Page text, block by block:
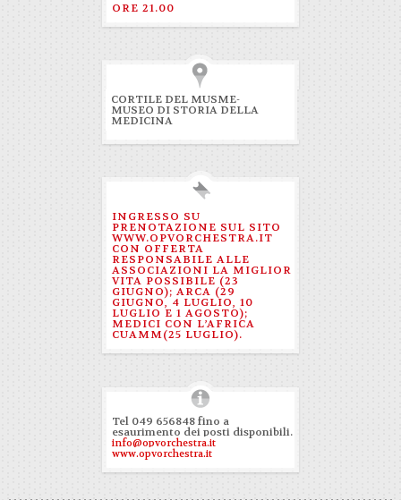
ORE 21.00
CORTILE DEL MUSME-
MUSEO DI STORIA DELLA
MEDICINA
INGRESSO SU
PRENOTAZIONE SUL SITO
WWW.OPVORCHESTRA.IT
CON OFFERTA
RESPONSABILE ALLE
ASSOCIAZIONI LA MIGLIOR
VITA POSSIBILE (23
GIUGNO); ARCA (29
GIUGNO, 4 LUGLIO, 10
LUGLIO E 1 AGOSTO);
MEDICI CON L’AFRICA
CUAMM(25 LUGLIO).
Tel 049 656848 fino a
esaurimento dei posti disponibili.
info@opvorchestra.it
www.opvorchestra.it